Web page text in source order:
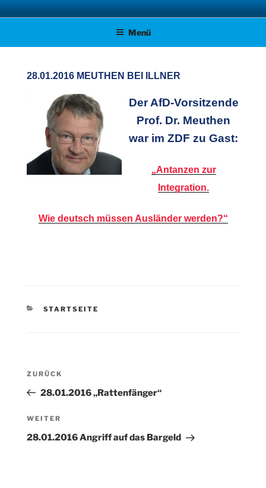
Zum
Inhalt AFD KREISVERBAND STADE
Menü
28.01.2016 MEUTHEN BEI ILLNER
Der AfD-Vorsitzende
Prof. Dr. Meuthen
war im ZDF zu Gast:
„Antanzen zur
Integration.
Wie deutsch müssen Ausländer werden?“
KATEGORIEN
STARTSEITE
Beitragsnavigation
Vorheriger
Beitrag
ZURÜCK
28.01.2016 „Rattenfänger“
Nächster
Beitrag
WEITER
28.01.2016 Angriff auf das Bargeld